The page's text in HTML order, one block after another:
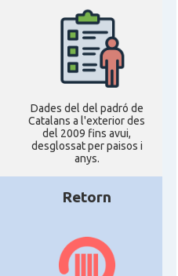
Dades del del padró de
Catalans a l'exterior des
del 2009 fins avui,
desglossat per paisos i
anys.
Retorn